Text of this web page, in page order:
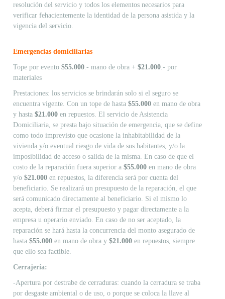
resolución del servicio y todos los elementos necesarios para
verificar fehacientemente la identidad de la persona asistida y la
vigencia del servicio.
Emergencias domiciliarias
Tope por evento $55.000 .- mano de obra + $21.000 .- por
materiales
Prestaciones: los servicios se brindarán solo si el seguro se
encuentra vigente. Con un tope de hasta $55.000 en mano de obra
y hasta $21.000 en repuestos. El servicio de Asistencia
Domiciliaria, se presta bajo situación de emergencia, que se define
como todo imprevisto que ocasione la inhabitabilidad de la
vivienda y/o eventual riesgo de vida de sus habitantes, y/o la
imposibilidad de acceso o salida de la misma. En caso de que el
costo de la reparación fuera superior a $55.000 en mano de obra
y/o $21.000 en repuestos, la diferencia será por cuenta del
beneficiario. Se realizará un presupuesto de la reparación, el que
será comunicado directamente al beneficiario. Si el mismo lo
acepta, deberá firmar el presupuesto y pagar directamente a la
empresa u operario enviado. En caso de no ser aceptado, la
reparación se hará hasta la concurrencia del monto asegurado de
hasta $55.000 en mano de obra y $21.000 en repuestos, siempre
que ello sea factible.
Cerrajería:
-Apertura por destrabe de cerraduras: cuando la cerradura se traba
por desgaste ambiental o de uso, o porque se coloca la llave al